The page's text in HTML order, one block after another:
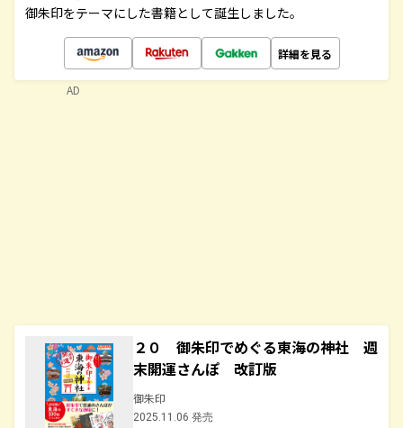
御朱印をテーマにした書籍として誕生しました。
詳細を見る
２０ 御朱印でめぐる東海の神社 週
末開運さんぽ 改訂版
御朱印
2025.11.06 発売
AD